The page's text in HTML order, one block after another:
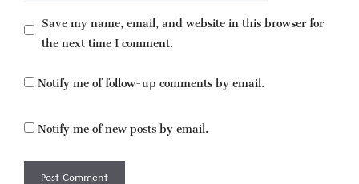
Save my name, email, and website in this browser for
the next time I comment.
Notify me of follow-up comments by email.
Notify me of new posts by email.